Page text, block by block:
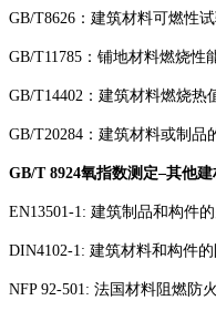
GB/T8626：建筑材料可燃性
GB/T11785：铺地材料燃烧性
GB/T14402：建筑材料燃烧热
GB/T20284：建筑材料或制品
GB/T 8924氧指数测定–其他
EN13501-1: 建筑制品和构件
DIN4102-1: 建筑材料和构件
NFP 92-501: 法国材料阻燃防